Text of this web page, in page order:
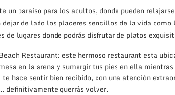
un paraíso para los adultos, donde pueden
dejar de lado los placeres sencillos de la vida
de lugares donde podrás disfrutar de platos
Restaurant: este hermoso restaurant esta
en la arena y sumergir tus pies en ella
te hace sentir bien recibido, con una atención
definitivamente querrás volver.